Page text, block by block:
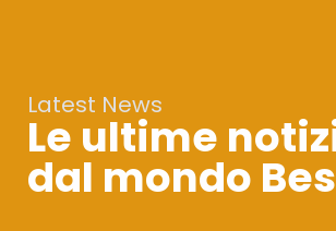
Latest News
Le ultime
dal mondo